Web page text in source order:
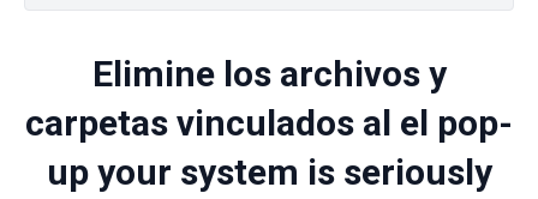
Elimine los archivos y
carpetas vinculados al el pop-
up your system is seriously